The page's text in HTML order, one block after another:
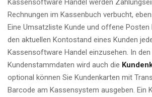
Kassensoftware Handel werden
Rechnungen im Kassenbuch verbucht,
Eine Umsatzliste Kunde und offene
den aktuellen Kontostand eines Kunden
Kassensoftware Handel einzusehen. In den
Kundenstammdaten wird auch die
optional können Sie Kundenkarten mit
Barcode am Kassensystem ausgeben. Ein